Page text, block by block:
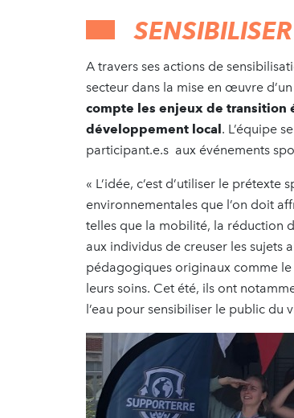
A travers ses actions de
secteur dans la mise en œuvre
compte les enjeux de transition
développement local. L’équipe
participant.e.s aux événements
« L’idée, c’est d’utiliser le
environnementales que l’on doit
telles que la mobilité, la réduction
aux individus de creuser les sujets
pédagogiques originaux comme
leurs soins. Cet été, ils ont
l’eau pour sensibiliser le public